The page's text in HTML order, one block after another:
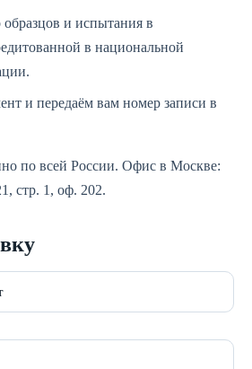
и испытания в
в национальной
и передаём вам номер записи в
по всей России. Офис в Москве:
стр. 1, оф. 202.